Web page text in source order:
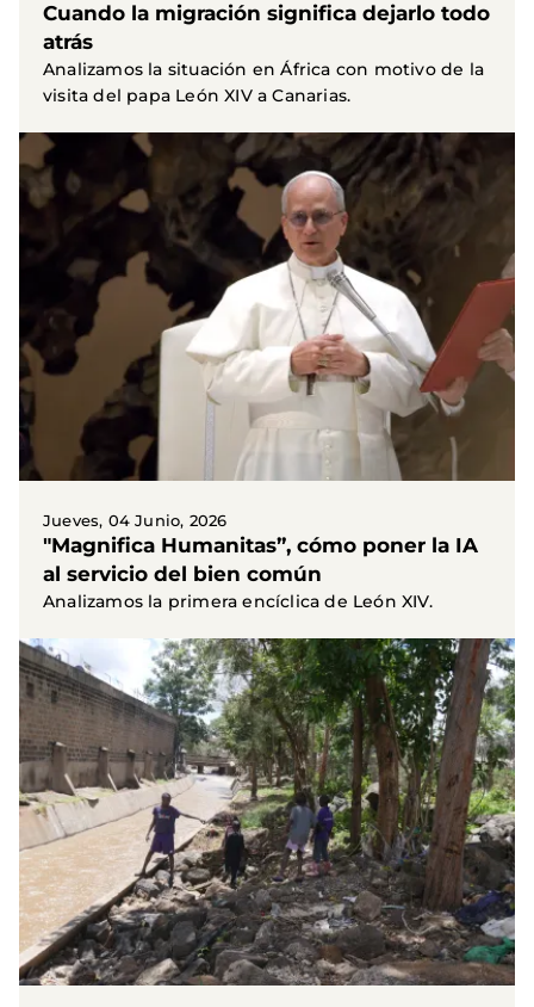
Cuando la migración significa dejarlo todo
atrás
Analizamos la situación en África con motivo de la
visita del papa León XIV a Canarias.
Jueves, 04 Junio, 2026
"Magnifica Humanitas”, cómo poner la IA
al servicio del bien común
Analizamos la primera encíclica de León XIV.